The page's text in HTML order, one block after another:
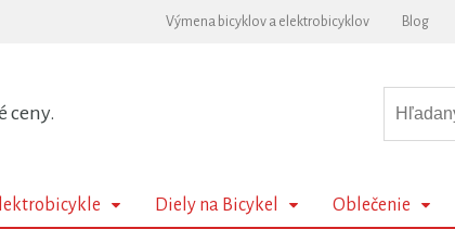
ceny.
Výmena bicyklov a elektrobicyklov Blog
Diely na Bicykel Oblečenie